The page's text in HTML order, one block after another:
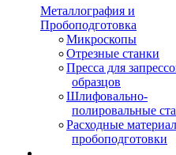
Металлография и
Пробоподготовка
Микроскопы
Отрезные станки
Пресса для
образцов
Шлифовально-
полировальные
Расходные
пробоподготовки